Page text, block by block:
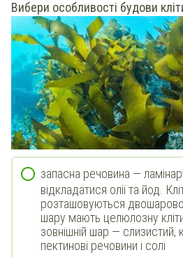
Вибери особливості будови
запасна речовина —
відкладатися олії та йод.
розташовуються
шару мають целюлозну
зовнішній шар — слизистий,
пектинові речовини і солі